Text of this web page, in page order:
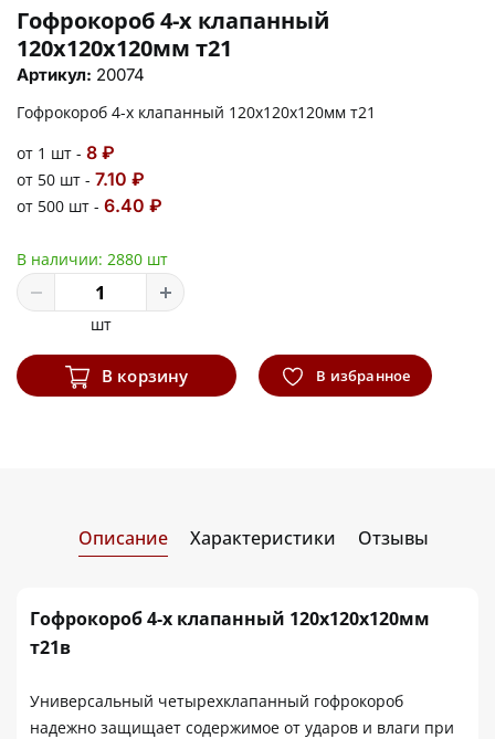
Гофрокороб 4-х клапанный
120х120х120мм т21
Артикул: 20074
Гофрокороб 4-х клапанный 120х120х120мм т21
от 1 шт - 8 ₽
от 50 шт - 7.10 ₽
от 500 шт - 6.40 ₽
В наличии: 2880 шт
шт
В корзину В избранное
Описание Характеристики Отзывы
Гофрокороб 4-х клапанный 120х120х120мм
т21в
Универсальный четырехклапанный гофрокороб
надежно защищает содержимое от ударов и влаги при